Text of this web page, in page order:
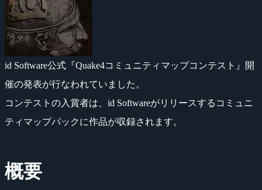
id Software公式『Quake4コミュニティマップコンテスト』開
催の発表が行なわれていました。
コンテストの入賞者は、id Softwareがリリースするコミュニ
ティマップパックに作品が収録されます。
概要